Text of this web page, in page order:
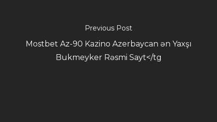
Previous Post
Mostbet Az-90 Kazino Azerbaycan ən Yaxşı
Bukmeyker Rəsmi Sayt</tg